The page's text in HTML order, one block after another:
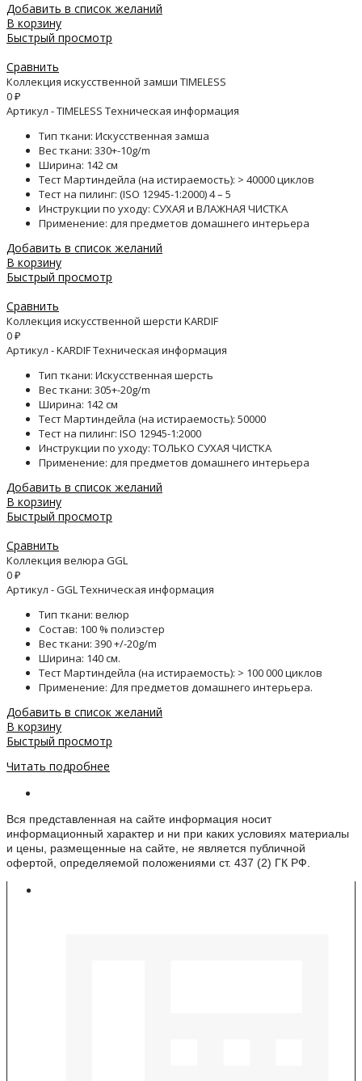
Добавить в список желаний
В корзину
Быстрый просмотр
Сравнить
Коллекция искусственной замши TIMELESS
0₽
Артикул - TIMELESS Техническая информация
Тип ткани: Искусственная замша
Вес ткани: 330+-10g/m
Ширина: 142 см
Тест Мартиндейла (на истираемость): > 40000 циклов
Тест на пилинг: (ISO 12945-1:2000) 4 – 5
Инструкции по уходу: СУХАЯ и ВЛАЖНАЯ ЧИСТКА
Применение: для предметов домашнего интерьера
Добавить в список желаний
В корзину
Быстрый просмотр
Сравнить
Коллекция искусственной шерсти KARDIF
0₽
Артикул - KARDIF Техническая информация
Тип ткани: Искусственная шерсть
Вес ткани: 305+-20g/m
Ширина: 142 см
Тест Мартиндейла (на истираемость): 50000
Тест на пилинг: ISO 12945-1:2000
Инструкции по уходу: ТОЛЬКО СУХАЯ ЧИСТКА
Применение: для предметов домашнего интерьера
Добавить в список желаний
В корзину
Быстрый просмотр
Сравнить
Коллекция велюра GGL
0₽
Артикул - GGL Техническая информация
Тип ткани: велюр
Состав: 100 % полиэстер
Вес ткани: 390 +/-20g/m
Ширина: 140 см.
Тест Мартиндейла (на истираемость): > 100 000 циклов
Применение: Для предметов домашнего интерьера.
Добавить в список желаний
В корзину
Быстрый просмотр
Читать подробнее
Вся представленная на сайте информация носит
информационный характер и ни при каких условиях материалы
и цены, размещенные на сайте, не является публичной
офертой, определяемой положениями ст. 437 (2) ГК РФ.